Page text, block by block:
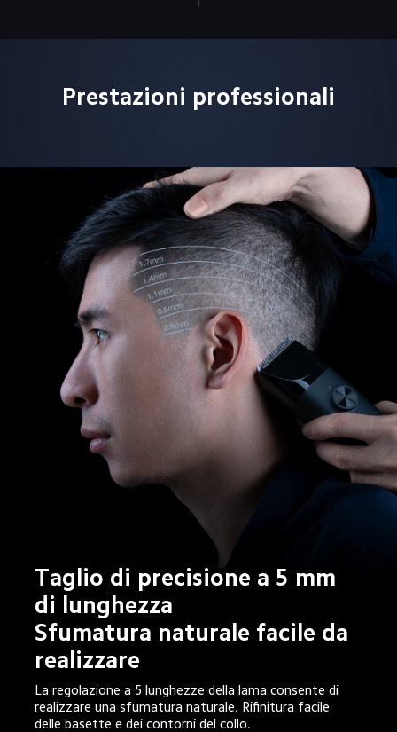
Prestazioni professionali
Taglio di precisione a 5 mm
di lunghezza
Sfumatura naturale facile da
realizzare
La regolazione a 5 lunghezze della lama consente di
realizzare una sfumatura naturale. Rifinitura facile
delle basette e dei contorni del collo.